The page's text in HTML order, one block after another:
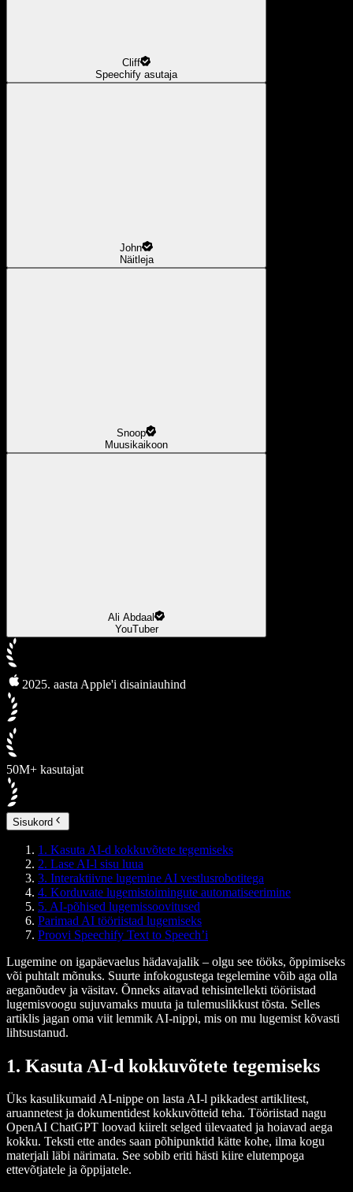
Cliff
Speechify asutaja
John
Näitleja
Snoop
Muusikaikoon
Ali Abdaal
YouTuber
2025. aasta Apple'i disainiauhind
50M+ kasutajat
Sisukord
1. Kasuta AI-d kokkuvõtete tegemiseks
2. Lase AI-l sisu luua
3. Interaktiivne lugemine AI vestlusrobotitega
4. Korduvate lugemistoimingute automatiseerimine
5. AI-põhised lugemissoovitused
Parimad AI tööriistad lugemiseks
Proovi Speechify Text to Speech’i
Lugemine on igapäevaelus hädavajalik – olgu see tööks, õppimiseks
või puhtalt mõnuks. Suurte infokogustega tegelemine võib aga olla
aeganõudev ja väsitav. Õnneks aitavad tehisintellekti tööriistad
lugemisvoogu sujuvamaks muuta ja tulemuslikkust tõsta. Selles
artiklis jagan oma viit lemmik AI-nippi, mis on mu lugemist kõvasti
lihtsustanud.
1. Kasuta AI-d kokkuvõtete tegemiseks
Üks kasulikumaid AI-nippe on lasta AI-l pikkadest artiklitest,
aruannetest ja dokumentidest kokkuvõtteid teha. Tööriistad nagu
OpenAI ChatGPT loovad kiirelt selged ülevaated ja hoiavad aega
kokku. Teksti ette andes saan põhipunktid kätte kohe, ilma kogu
materjali läbi närimata. See sobib eriti hästi kiire elutempoga
ettevõtjatele ja õppijatele.